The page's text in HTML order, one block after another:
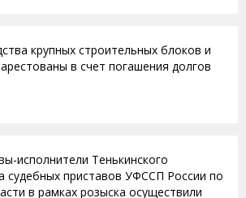
крупных строительных блоков и
в счет погашения долгов
исполнители Тенькинского
судебных приставов УФССП России по
в рамках розыска осуществили